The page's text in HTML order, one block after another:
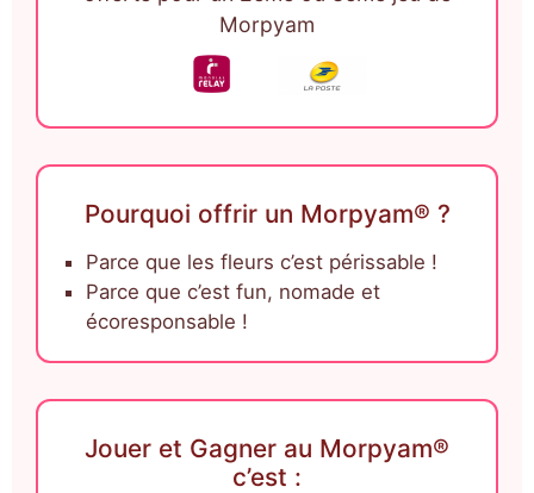
Morpyam
Pourquoi offrir un Morpyam® ?
Parce que les fleurs c’est périssable !
Parce que c’est fun, nomade et
écoresponsable !
Jouer et Gagner au Morpyam®
c’est :